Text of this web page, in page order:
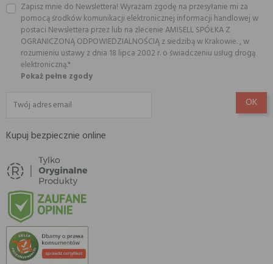
Zapisz mnie do Newslettera! Wyrażam zgodę na przesyłanie mi za
pomocą środków komunikacji elektronicznej informacji handlowej w
postaci Newslettera przez lub na zlecenie AMISELL SPÓŁKA Z
OGRANICZONĄ ODPOWIEDZIALNOŚCIĄ z siedzibą w Krakowie. , w
rozumieniu ustawy z dnia 18 lipca 2002 r. o świadczeniu usług drogą
elektroniczną.*
Pokaż pełne zgody
Kupuj bezpiecznie online